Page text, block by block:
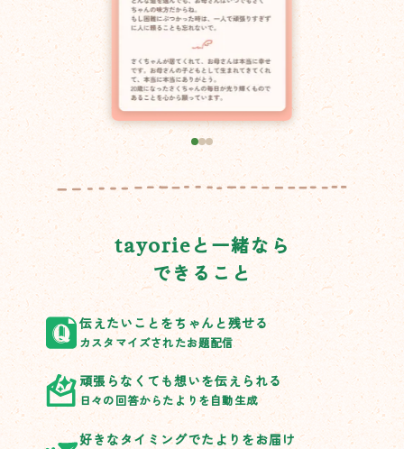
tayorieと一緒なら
できること
伝えたいことをちゃんと残せる
カスタマイズされたお題配信
頑張らなくても想いを伝えられる
日々の回答からたよりを自動生成
好きなタイミングでたよりをお届け